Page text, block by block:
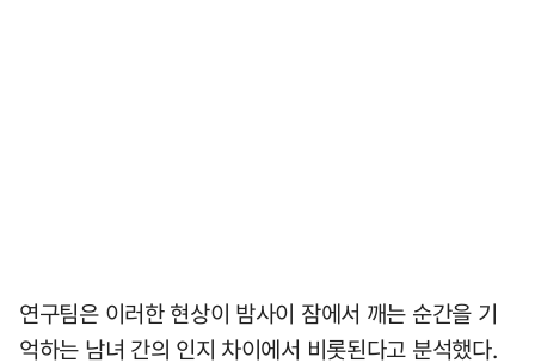
연구팀은 이러한 현상이 밤사이 잠에서 깨는 순간을 기
억하는 남녀 간의 인지 차이에서 비롯된다고 분석했다.